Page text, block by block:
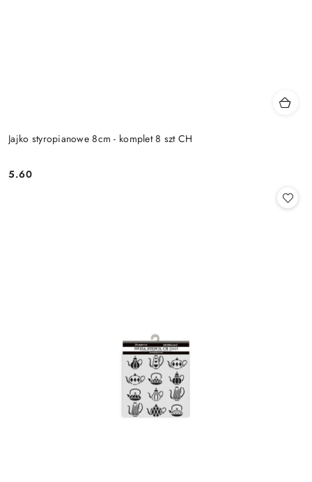
Jajko styropianowe 8cm - komplet 8 szt CH
Cena:
5.60